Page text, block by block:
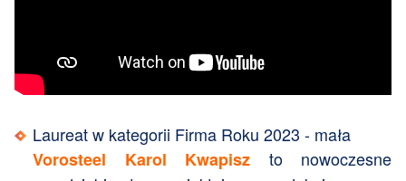
Laureat w kategorii Firma Roku 2023 - mała
Vorosteel Karol Kwapisz to nowoczesne